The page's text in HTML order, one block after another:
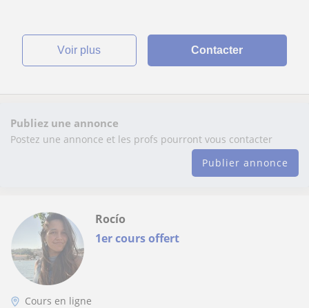
voir plus Contacter
Publiez une annonce
Postez une annonce et les profs pourront vous contacter
Publier annonce
1er cours offert
Rocío
Cours en ligne